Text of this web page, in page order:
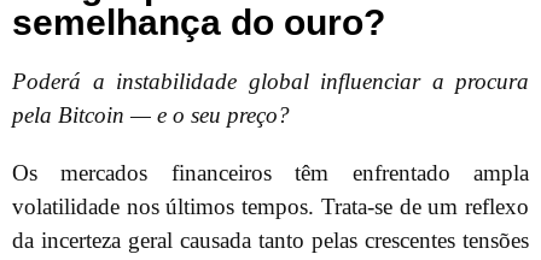
semelhança do ouro?
Poderá a instabilidade global influenciar a procura
pela Bitcoin — e o seu preço?
Os mercados financeiros têm enfrentado ampla
volatilidade nos últimos tempos. Trata-se de um reflexo
da incerteza geral causada tanto pelas crescentes tensões